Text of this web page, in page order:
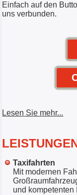
Einfach auf den
uns verbunden.
Lesen Sie mehr...
Taxifahrten
Mit modernen
und kompetenten